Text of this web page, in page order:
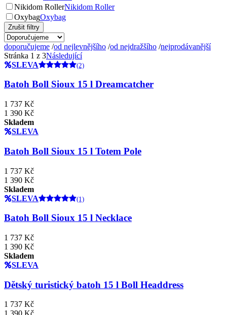
Nikidom RollerNikidom Roller
OxybagOxybag
Zrušit filtry
doporučujeme /od nejlevnějšího /od nejdražšího /nejprodávanější
Stránka 1 z 3Následující
SLEVA
(2)
Batoh Boll Sioux 15 l Dreamcatcher
1 737 Kč
1 390 Kč
Skladem
SLEVA
Batoh Boll Sioux 15 l Totem Pole
1 737 Kč
1 390 Kč
Skladem
SLEVA
(1)
Batoh Boll Sioux 15 l Necklace
1 737 Kč
1 390 Kč
Skladem
SLEVA
Dětský turistický batoh 15 l Boll Headdress
1 737 Kč